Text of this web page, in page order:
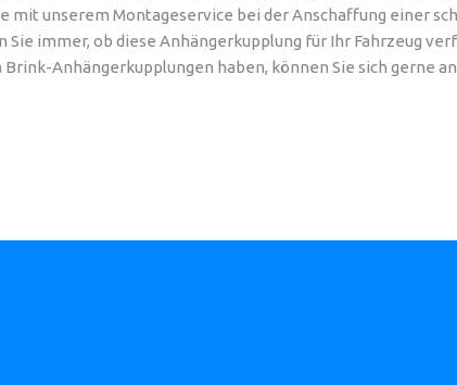
mit unserem Montageservice bei der Anschaffung einer
immer, ob diese Anhängerkupplung für Ihr Fahrzeug
Brink-Anhängerkupplungen haben, können Sie sich gerne